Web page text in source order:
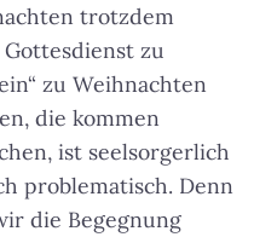
trotzdem
zu
zu Weihnachten
die kommen
ist seelsorgerlich
problematisch. Denn
die Begegnung